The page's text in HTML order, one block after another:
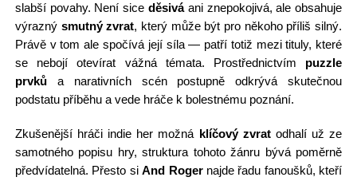
slabší povahy. Není siceděsiváani znepokojivá, ale obsahuje
výrazný smutný zvrat, který může být pro někoho příliš silný.
Právě v tom ale spočívá její síla — patří totiž mezi tituly, které
se nebojí otevírat vážná témata. Prostřednictvím puzzle
prvkůa narativních scén postupně odkrývá skutečnou
podstatu příběhu a vede hráče k bolestnému poznání.
Zkušenější hráči indie her možná klíčový zvratodhalí už ze
samotného popisu hry, struktura tohoto žánru bývá poměrně
předvídatelná. Přesto siAnd Rogernajde řadu fanoušků, kteří